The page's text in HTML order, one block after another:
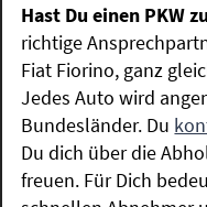
Hast Du einen PKW
richtige
Fiat Fiorino, ganz
Jedes Auto wird
Bundesländer. Du
Du dich über die
freuen. Für Dich